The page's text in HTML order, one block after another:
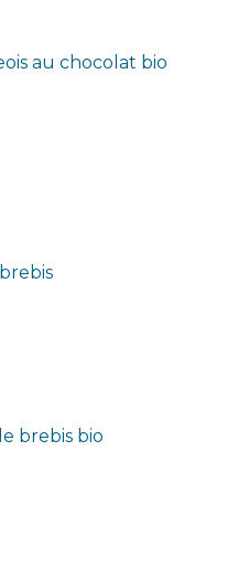
au chocolat bio
brebis bio